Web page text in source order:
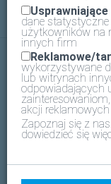
Klient firmy
Daikin
I skorzystaj z
dane
użytkowników na
innych firm
Reklamowe/
wykorzystywane
lub witrynach
odpowiadających
akcji reklamowych
Zapoznaj się z
dowiedzieć się